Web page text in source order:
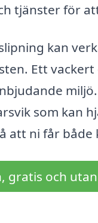
tjänster för
kan
Ett
som kan
att ni får
gratis och